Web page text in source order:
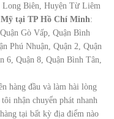
Long Biên, Huyện Từ Liêm
tại TP Hồ Chí Minh:
Gò Vấp, Quận Bình
Phú Nhuận, Quận 2, Quận
6, Quận 8, Quận Bình Tân,
hàng đầu và làm hài lòng
nhận chuyển phát nhanh
tại bất kỳ địa điểm nào